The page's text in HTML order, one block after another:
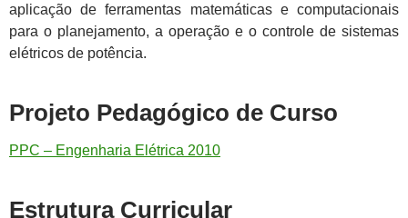
aplicação de ferramentas matemáticas e computacionais
para o planejamento, a operação e o controle de sistemas
elétricos de potência.
Projeto Pedagógico de Curso
PPC – Engenharia Elétrica 2010
Estrutura Curricular